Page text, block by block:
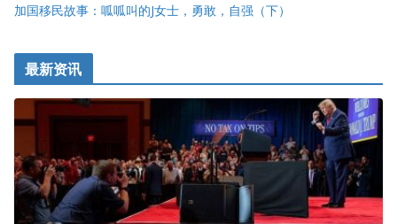
加国移民故事：呱呱叫的J女士，勇敢，自强（下）
最新资讯